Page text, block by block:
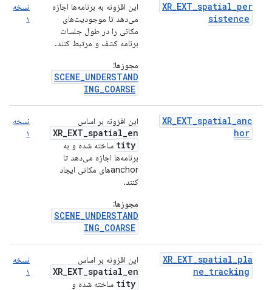
XR_EXT_spatial_per
sistence
این افزونه به برنامه‌ها اجازه
می‌دهد تا موجودیت‌های
مکانی را در طول جلسات
برنامه کشف و مرتبط کنند.
مجوزها:
SCENE_UNDERSTAND
ING_COARSE
نسخه
۱
XR_EXT_spatial_anc
hor
این افزونه بر اساس
XR_EXT_spatial_en
tity ساخته شده و به
برنامه‌ها اجازه می‌دهد تا
anchorهای مکانی ایجاد
کنند.
مجوزها:
SCENE_UNDERSTAND
ING_COARSE
نسخه
۱
XR_EXT_spatial_pla
ne_tracking
این افزونه بر اساس
XR_EXT_spatial_en
tity ساخته شده و
نسخه
۱